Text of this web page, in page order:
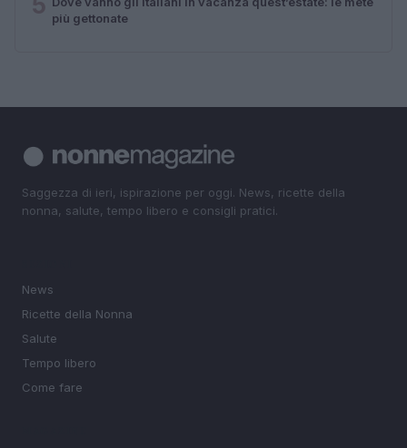
più gettonate
Saggezza di ieri, ispirazione per oggi. News, ricette della
nonna, salute, tempo libero e consigli pratici.
News
Ricette della Nonna
Salute
Tempo libero
Come fare